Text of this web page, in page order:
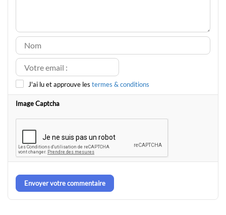
J'ai lu et approuve les termes & conditions
Image Captcha
Envoyer votre commentaire